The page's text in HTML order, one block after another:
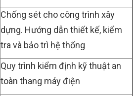
Chống sét cho công trình xây
dựng. Hướng dẫn thiết kế, kiểm
tra và bảo trì hệ thống
Quy trình kiểm định kỹ thuật an
toàn thang máy điện